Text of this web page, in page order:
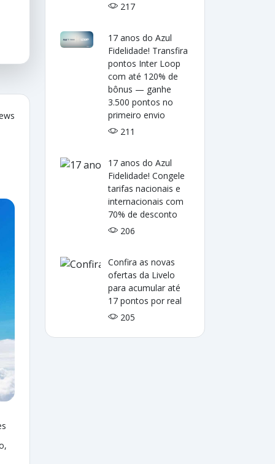
217
17 anos do Azul
Fidelidade! Transfira
pontos Inter Loop
com até 120% de
bônus — ganhe
3.500 pontos no
primeiro envio
211
17 anos do Azul
Fidelidade! Congele
tarifas nacionais e
internacionais com
70% de desconto
206
Confira as novas
ofertas da Livelo
para acumular até
17 pontos por real
205